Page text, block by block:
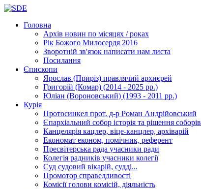
Головна
Архів новин по місяцях / роках
Рік Божого Милосердя 2016
Зворотній зв'язок написати нам листа
Посилання
Єпископи
Ярослав (Приріз) правлячий архиєрей
Григорій (Комар) (2014 - 2025 рр.)
Юліан (Вороновський) (1993 - 2011 рр.)
Курія
Протосинкел прот. д-р Роман Андрійовський
Єпархіальний собор історія та рішення соборів
Канцелярія кацлер, віце-канцлер, архіварій
Економат економ, помічник, референт
Пресвітерська рада учасники ради
Колегія радників учасники колегії
Суд судовий вікарій, судді...
Промотор справедливості
Комісіїголови комісій, діяльність